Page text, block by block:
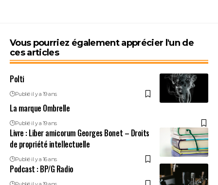
Vous pourriez également apprécier l'un de
ces articles
Polti
Publié il y a 19 ans
La marque Ombrelle
Publié il y a 19 ans
Livre : Liber amicorum Georges Bonet – Droits
de propriété intellectuelle
Publié il y a 16 ans
Podcast : BP/G Radio